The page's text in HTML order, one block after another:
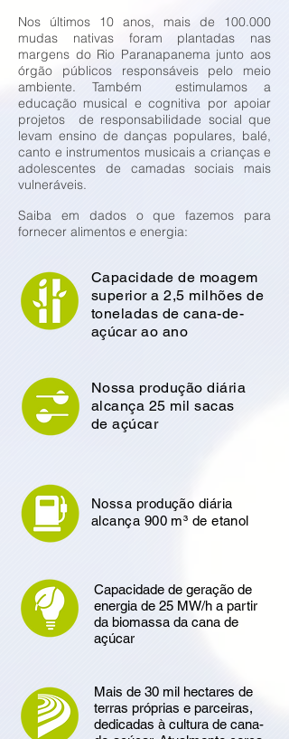
Nos últimos 10 anos, mais de 100.000
mudas nativas foram plantadas nas
margens do Rio Paranapanema junto aos
órgão públicos responsáveis pelo meio
ambiente. Também estimulamos a
educação musical e cognitiva por apoiar
projetos de responsabilidade social que
levam ensino de danças populares, balé,
canto e instrumentos musicais a crianças e
adolescentes de camadas sociais mais
vulneráveis.
Saiba em dados o que fazemos para
fornecer alimentos e energia:
Capacidade de moagem
superior a 2,5 milhões de
toneladas de cana-de-
açúcar ao ano
Nossa produção diária
alcança 25 mil sacas
de açúcar
Nossa produção diária
alcança 900 m³ de etanol
Capacidade de geração de
energia de 25 MW/h a partir
da biomassa da cana de
açúcar
Mais de 30 mil hectares de
terras próprias e parceiras,
dedicadas à cultura de cana-